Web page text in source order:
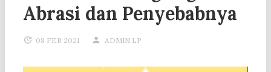
Abrasi dan Penyebabnya
08 FEB 2021 ADMIN LP